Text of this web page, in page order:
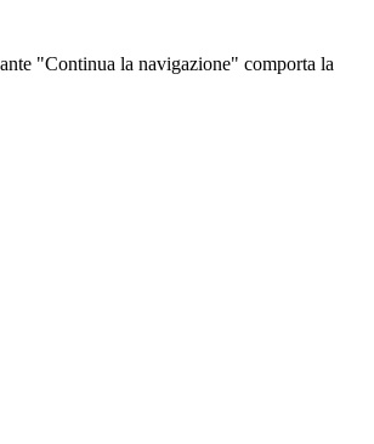
"Continua la navigazione" comporta la